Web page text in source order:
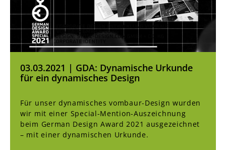
03.03.2021 | GDA: Dynamische Urkunde
für ein dynamisches Design
Für unser dynamisches vombaur-Design wurden
wir mit einer Special-Mention-Auszeichnung
beim German Design Award 2021 ausgezeichnet
– mit einer dynamischen Urkunde.